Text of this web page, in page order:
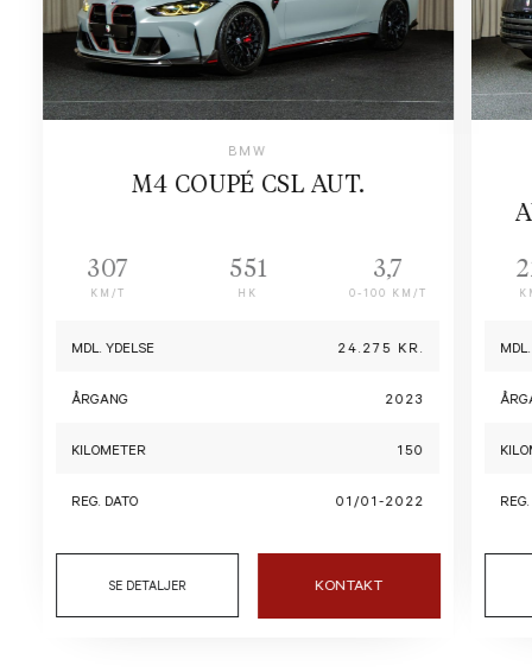
El-justerbare sidespejle med varme, memory, klapfunktion og automatisk
nedblænding
Automatisk nedblændende bakspejl
Der tages forbehold for tastefejl
BMW
M4 COUPÉ CSL AUT.
307
KM/T
551
HK
3,7
0-100 KM/T
MDL. YDELSE 24.275 KR.
ÅRGANG 2023
KILOMETER 150
REG. DATO 01/01-2022
SE DETALJER KONTAKT